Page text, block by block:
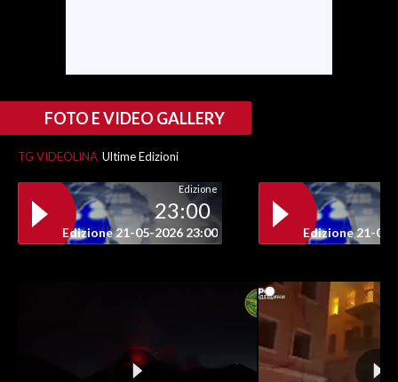
FOTO E VIDEO GALLERY
TG VIDEOLINA Ultime Edizioni
Edizione
23:00
Edizione 21-05-2026 23:00 Edizione 21-05-